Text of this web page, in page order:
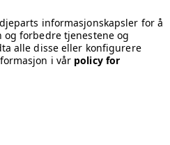
informasjonskapsler for å
forbedre tjenestene og
alle disse eller konfigurere
i vår policy for
the brand